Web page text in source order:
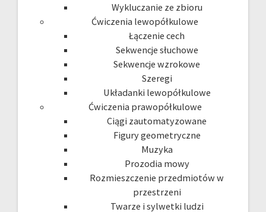
Wykluczanie ze zbioru
Ćwiczenia lewopółkulowe
Łączenie cech
Sekwencje słuchowe
Sekwencje wzrokowe
Szeregi
Układanki lewopółkulowe
Ćwiczenia prawopółkulowe
Ciągi zautomatyzowane
Figury geometryczne
Muzyka
Prozodia mowy
Rozmieszczenie przedmiotów w
przestrzeni
Twarze i sylwetki ludzi